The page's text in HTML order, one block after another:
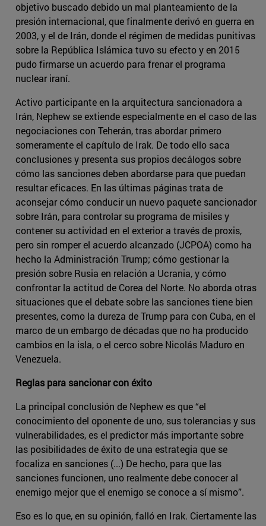
objetivo buscado debido un mal planteamiento de la
presión internacional, que finalmente derivó en guerra en
2003, y el de Irán, donde el régimen de medidas punitivas
sobre la República Islámica tuvo su efecto y en 2015
pudo firmarse un acuerdo para frenar el programa
nuclear iraní.
Activo participante en la arquitectura sancionadora a
Irán, Nephew se extiende especialmente en el caso de las
negociaciones con Teherán, tras abordar primero
someramente el capítulo de Irak. De todo ello saca
conclusiones y presenta sus propios decálogos sobre
cómo las sanciones deben abordarse para que puedan
resultar eficaces. En las últimas páginas trata de
aconsejar cómo conducir un nuevo paquete sancionador
sobre Irán, para controlar su programa de misiles y
contener su actividad en el exterior a través de proxis,
pero sin romper el acuerdo alcanzado (JCPOA) como ha
hecho la Administración Trump; cómo gestionar la
presión sobre Rusia en relación a Ucrania, y cómo
confrontar la actitud de Corea del Norte. No aborda otras
situaciones que el debate sobre las sanciones tiene bien
presentes, como la dureza de Trump para con Cuba, en el
marco de un embargo de décadas que no ha producido
cambios en la isla, o el cerco sobre Nicolás Maduro en
Venezuela.
Reglas para sancionar con éxito
La principal conclusión de Nephew es que “el
conocimiento del oponente de uno, sus tolerancias y sus
vulnerabilidades, es el predictor más importante sobre
las posibilidades de éxito de una estrategia que se
focaliza en sanciones (...) De hecho, para que las
sanciones funcionen, uno realmente debe conocer al
enemigo mejor que el enemigo se conoce a sí mismo”.
Eso es lo que, en su opinión, falló en Irak. Ciertamente las